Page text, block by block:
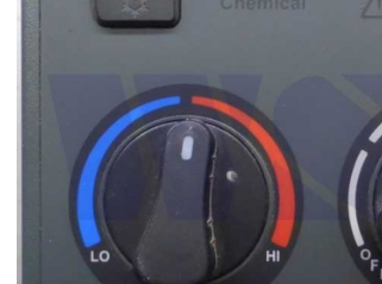
Claas Siliermittel
Claas